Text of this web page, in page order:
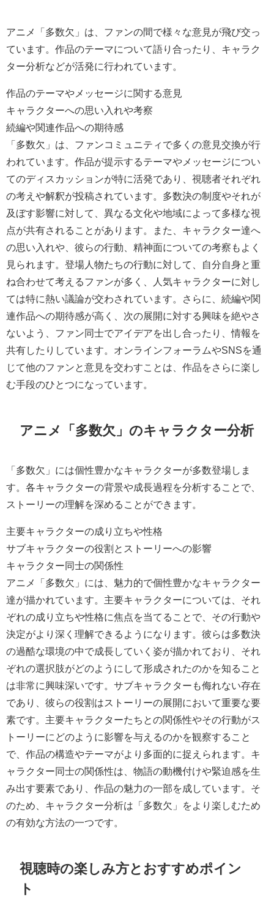
アニメ「多数欠」は、ファンの間で様々な意見が飛び交っ
ています。作品のテーマについて語り合ったり、キャラク
ター分析などが活発に行われています。
作品のテーマやメッセージに関する意見
キャラクターへの思い入れや考察
続編や関連作品への期待感
「多数欠」は、ファンコミュニティで多くの意見交換が行
われています。作品が提示するテーマやメッセージについ
てのディスカッションが特に活発であり、視聴者それぞれ
の考えや解釈が投稿されています。多数決の制度やそれが
及ぼす影響に対して、異なる文化や地域によって多様な視
点が共有されることがあります。また、キャラクター達へ
の思い入れや、彼らの行動、精神面についての考察もよく
見られます。登場人物たちの行動に対して、自分自身と重
ね合わせて考えるファンが多く、人気キャラクターに対し
ては特に熱い議論が交わされています。さらに、続編や関
連作品への期待感が高く、次の展開に対する興味を絶やさ
ないよう、ファン同士でアイデアを出し合ったり、情報を
共有したりしています。オンラインフォーラムやSNSを通
じて他のファンと意見を交わすことは、作品をさらに楽し
む手段のひとつになっています。
アニメ「多数欠」のキャラクター分析
「多数欠」には個性豊かなキャラクターが多数登場しま
す。各キャラクターの背景や成長過程を分析することで、
ストーリーの理解を深めることができます。
主要キャラクターの成り立ちや性格
サブキャラクターの役割とストーリーへの影響
キャラクター同士の関係性
アニメ「多数欠」には、魅力的で個性豊かなキャラクター
達が描かれています。主要キャラクターについては、それ
ぞれの成り立ちや性格に焦点を当てることで、その行動や
決定がより深く理解できるようになります。彼らは多数決
の過酷な環境の中で成長していく姿が描かれており、それ
ぞれの選択肢がどのようにして形成されたのかを知ること
は非常に興味深いです。サブキャラクターも侮れない存在
であり、彼らの役割はストーリーの展開において重要な要
素です。主要キャラクターたちとの関係性やその行動がス
トーリーにどのように影響を与えるのかを観察すること
で、作品の構造やテーマがより多面的に捉えられます。キ
ャラクター同士の関係性は、物語の動機付けや緊迫感を生
み出す要素であり、作品の魅力の一部を成しています。そ
のため、キャラクター分析は「多数欠」をより楽しむため
の有効な方法の一つです。
視聴時の楽しみ方とおすすめポイン
ト